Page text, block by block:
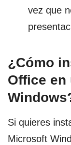
vez que
¿Cómo
Office en
Si quieres
Microsoft